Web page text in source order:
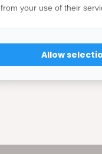
Eindkap met
Eindkap met
Op voorraad
your use of their
Allow